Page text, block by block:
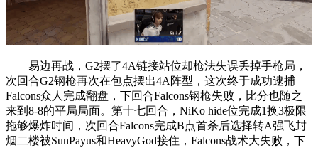
易边再战，G2摆了4A链接站位却枪法失误丢掉手枪局，
次回合G2钢枪再次在包点摆出4A阵型，这次终于成功逮捕
Falcons众人完成翻盘，下回合Falcons钢枪失败，比分也随之
来到8-8的平局局面。第十七回合，NiKo hide位完成1换3极限
拖够爆炸时间，次回合Falcons完成B点首杀后选择转A强飞封
烟二楼被SunPayus和HeavyGod接住，Falcons战术大失败，下